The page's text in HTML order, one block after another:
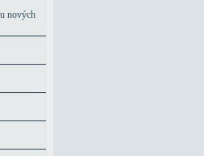
nových